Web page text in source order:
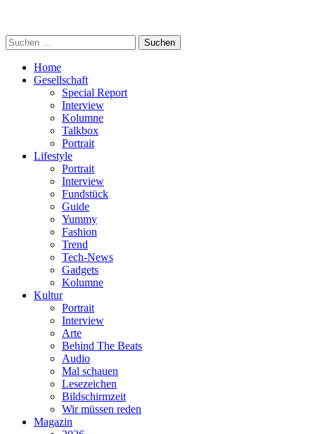
Suchen
nach:
Home
Gesellschaft
Special Report
Interview
Kolumne
Talkbox
Portrait
Lifestyle
Portrait
Interview
Fundstück
Guide
Yummy
Fashion
Trend
Tech-News
Gadgets
Kolumne
Kultur
Portrait
Interview
Arte
Behind The Beats
Audio
Mal schauen
Lesezeichen
Bildschirmzeit
Wir müssen reden
Magazin